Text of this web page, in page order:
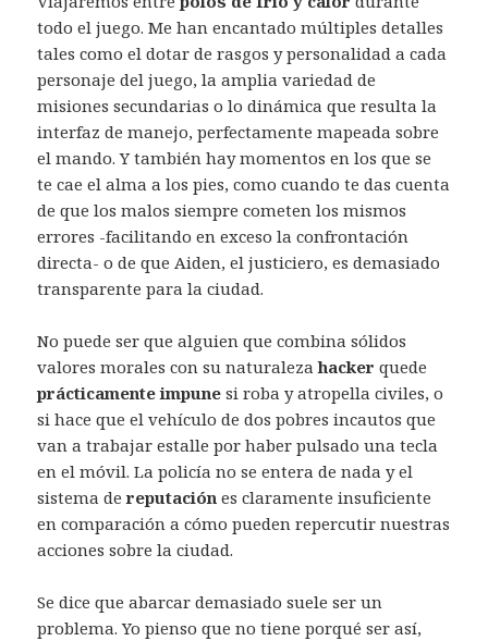
todo el juego. Me han encantado múltiples detalles
tales como el dotar de rasgos y personalidad a cada
personaje del juego, la amplia variedad de
misiones secundarias o lo dinámica que resulta la
interfaz de manejo, perfectamente mapeada sobre
el mando. Y también hay momentos en los que se
te cae el alma a los pies, como cuando te das cuenta
de que los malos siempre cometen los mismos
errores -facilitando en exceso la confrontación
directa- o de que Aiden, el justiciero, es demasiado
transparente para la ciudad.
No puede ser que alguien que combina sólidos
valores morales con su naturalezahacker quede
prácticamente impune si roba y atropella civiles, o
si hace que el vehículo de dos pobres incautos que
van a trabajar estalle por haber pulsado una tecla
en el móvil. La policía no se entera de nada y el
sistema dereputación es claramente insuficiente
en comparación a cómo pueden repercutir nuestras
acciones sobre la ciudad.
Se dice que abarcar demasiado suele ser un
problema. Yo pienso que no tiene porqué ser así,